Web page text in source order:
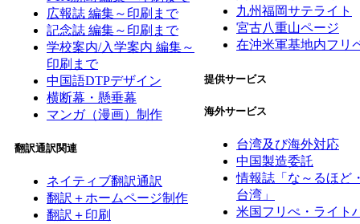
広報誌 編集～印刷まで
記念誌 編集～印刷まで
学校案内/入学案内 編集～
印刷まで
中国語DTPデザイン
横断幕・懸垂幕
マンガ（漫画）制作
翻訳通訳関連
ネイティブ翻訳通訳
翻訳＋ホームページ制作
翻訳＋印刷
九州福岡サテライト
宮古八重山ページ
在沖米軍基地内フリ
提供サービス
海外サービス
台湾及び海外対応
中国製造委託
情報誌「な～るほど
台湾」
米国フリぺ・ライト